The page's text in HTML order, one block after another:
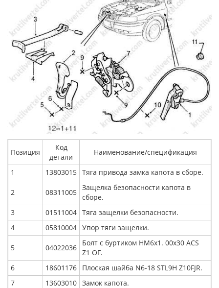
Позиция
Код
детали
Наименование/спецификация
1 13803015 Тяга привода замка капота в сборе.
2 08311005
Защелка безопасности капота в
сборе.
3
01511004 Тяга защелки безопасности.
4
05810004 Упор тяги защелки.
5 04022036
Болт с буртиком HM6x1. 00x30 ACS
Z1 OF.
6
18601176
Плоская шайба N6-18 STL9H Z10FJR.
7
13603010 Замок капота.